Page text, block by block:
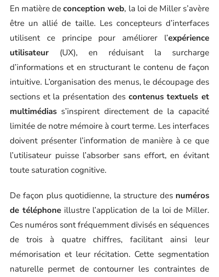
En matière deconception web, la loi de Miller s’avère
être un allié de taille. Les concepteurs d’interfaces
utilisent ce principe pour améliorer l’expérience
utilisateur (UX), en réduisant la surcharge
d’informations et en structurant le contenu de façon
intuitive. L’organisation des menus, le découpage des
sections et la présentation des contenus textuels et
multimédias s’inspirent directement de la capacité
limitée de notre mémoire à court terme. Les interfaces
doivent présenter l’information de manière à ce que
l’utilisateur puisse l’absorber sans effort, en évitant
toute saturation cognitive.
De façon plus quotidienne, la structure des numéros
de téléphoneillustre l’application de la loi de Miller.
Ces numéros sont fréquemment divisés en séquences
de trois à quatre chiffres, facilitant ainsi leur
mémorisation et leur récitation. Cette segmentation
naturelle permet de contourner les contraintes de